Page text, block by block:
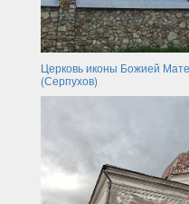
Церковь иконы Божией
(Серпухов)